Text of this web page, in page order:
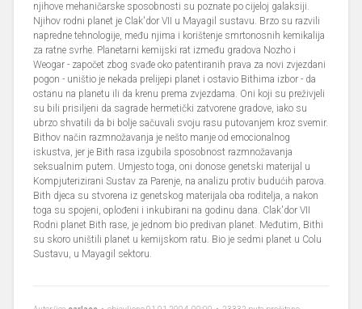
njihove mehaničarske sposobnosti su poznate po cijeloj galaksiji.
Njihov rodni planet je Clak'dor VII u Mayagil sustavu. Brzo su razvili
napredne tehnologije, među njima i korištenje smrtonosnih kemikalija
za ratne svrhe. Planetarni kemijski rat između gradova Nozho i
Weogar - započet zbog svađe oko patentiranih prava za novi zvjezdani
pogon - uništio je nekada prelijepi planet i ostavio Bithima izbor - da
ostanu na planetu ili da krenu prema zvjezdama. Oni koji su preživjeli
su bili prisiljeni da sagrade hermetički zatvorene gradove, iako su
ubrzo shvatili da bi bolje sačuvali svoju rasu putovanjem kroz svemir.
Bithov način razmnožavanja je nešto manje od emocionalnog
iskustva, jer je Bith rasa izgubila sposobnost razmnožavanja
seksualnim putem. Umjesto toga, oni donose genetski materijal u
Kompjuterizirani Sustav za Parenje, na analizu protiv budućih parova.
Bith djeca su stvorena iz genetskog materijala oba roditelja, a nakon
toga su spojeni, oplođeni i inkubirani na godinu dana. Clak'dor VII
Rodni planet Bith rase, je jednom bio predivan planet. Međutim, Bithi
su skoro uništili planet u kemijskom ratu. Bio je sedmi planet u Colu
Sustavu, u Mayagil sektoru.